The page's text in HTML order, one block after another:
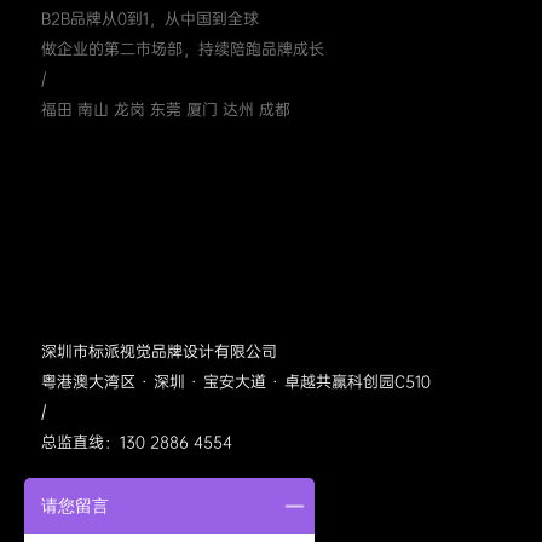
B2B品牌从0到1，从中国到全球
做企业的第二市场部，持续陪跑品牌成长
/
福田 南山 龙岗 东莞 厦门 达州 成都
深圳市标派视觉品牌设计有限公司
粤港澳大湾区 · 深圳 · 宝安大道 · 卓越共赢科创园C510
/
总监直线：130 2886 4554
请您留言